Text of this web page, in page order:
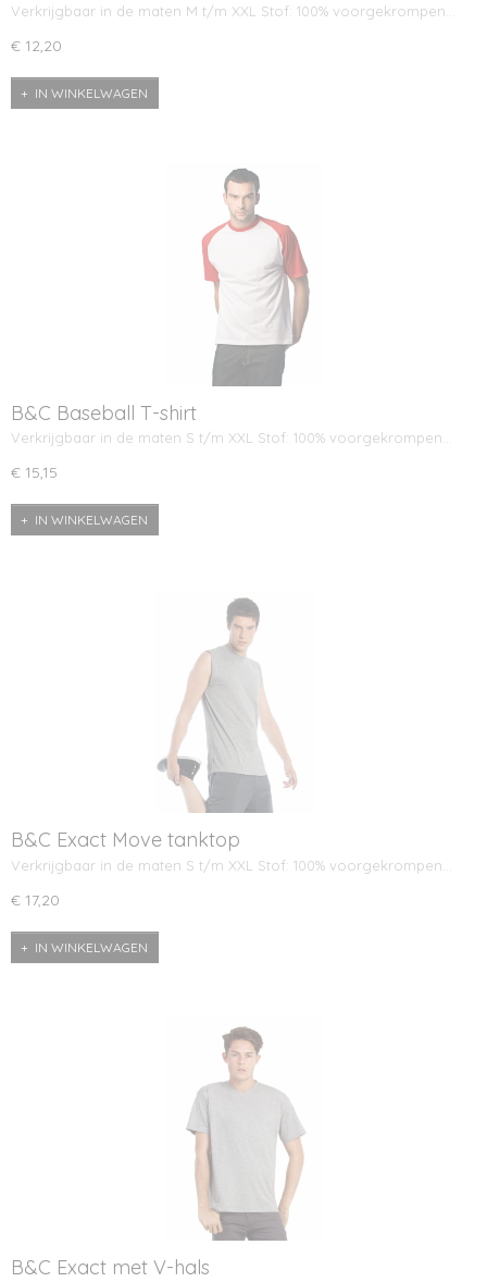
Verkrijgbaar in de maten M t/m XXL Stof: 100% voorgekrompen…
€ 12,20
IN WINKELWAGEN
B&C Baseball T-shirt
Verkrijgbaar in de maten S t/m XXL Stof: 100% voorgekrompen…
€ 15,15
IN WINKELWAGEN
B&C Exact Move tanktop
Verkrijgbaar in de maten S t/m XXL Stof: 100% voorgekrompen…
€ 17,20
IN WINKELWAGEN
B&C Exact met V-hals